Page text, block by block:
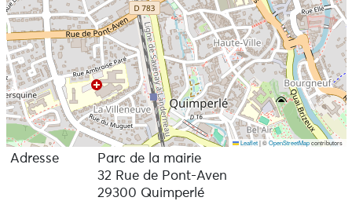
Leaflet |©OpenStreetMapcontributors
Adresse
Parc de la mairie
32 Rue de Pont-Aven
29300 Quimperlé